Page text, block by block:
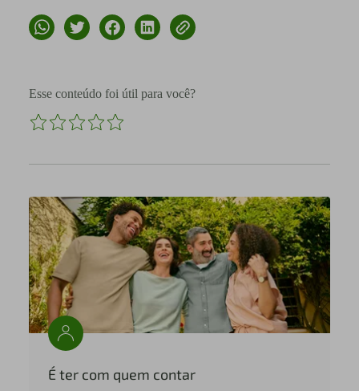
Esse conteúdo foi útil para você?
É ter com quem contar